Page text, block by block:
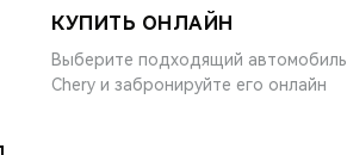
КУПИТЬ ОНЛАЙН
Выберите подходящий автомобиль
Chery и забронируйте его онлайн